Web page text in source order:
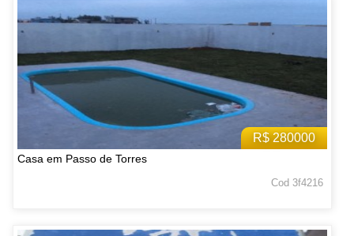
R$ 280000
Casa em Passo de Torres
Cod 3f4216